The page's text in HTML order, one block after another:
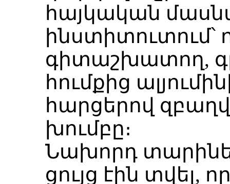
հայկական
գիտաշխատող,
հումքից
հարցերով
խումբը։
Նախորդ
ցույց էին տվել,